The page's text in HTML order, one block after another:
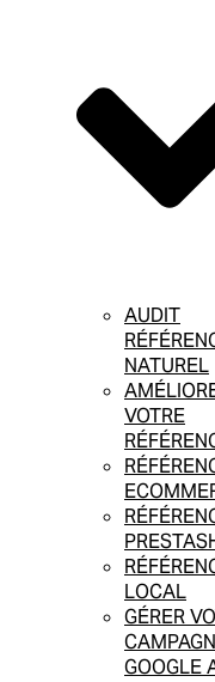
AUDIT
NATUREL
VOTRE
LOCAL
GÉRER
GOOGLE